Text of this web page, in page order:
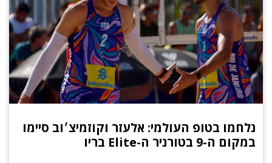
נלחמו בטופ העולמי: אלעזר וקוזמיצ׳וב סיימו
במקום ה-9 בטורניר ה-Elite בריו